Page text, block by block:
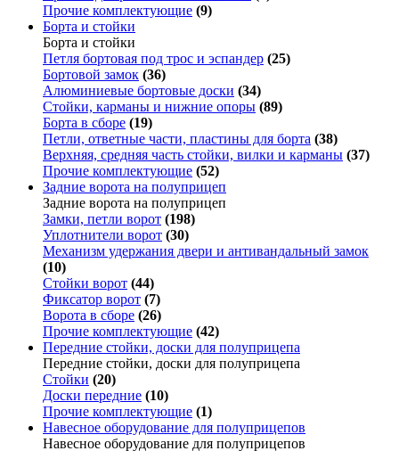
Прочие комплектующие (9)
Борта и стойки
Борта и стойки
Петля бортовая под трос и эспандер (25)
Бортовой замок (36)
Алюминиевые бортовые доски (34)
Стойки, карманы и нижние опоры (89)
Борта в сборе (19)
Петли, ответные части, пластины для борта (38)
Верхняя, средняя часть стойки, вилки и карманы (37)
Прочие комплектующие (52)
Задние ворота на полуприцеп
Задние ворота на полуприцеп
Замки, петли ворот (198)
Уплотнители ворот (30)
Механизм удержания двери и антивандальный замок
(10)
Стойки ворот (44)
Фиксатор ворот (7)
Ворота в сборе (26)
Прочие комплектующие (42)
Передние стойки, доски для полуприцепа
Передние стойки, доски для полуприцепа
Стойки (20)
Доски передние (10)
Прочие комплектующие (1)
Навесное оборудование для полуприцепов
Навесное оборудование для полуприцепов